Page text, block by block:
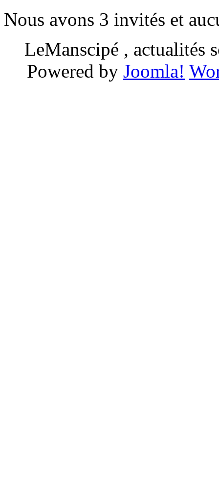
Nous avons 3 invités et
LeManscipé , actualités
Powered by Joomla!